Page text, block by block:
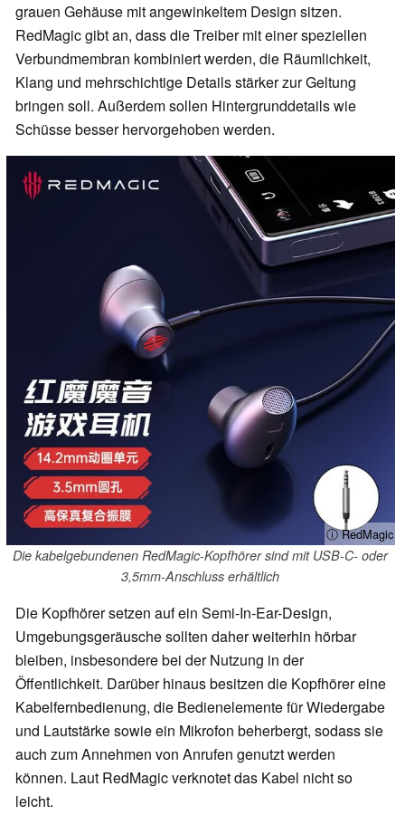
grauen Gehäuse mit angewinkeltem Design sitzen.
RedMagic gibt an, dass die Treiber mit einer speziellen
Verbundmembran kombiniert werden, die Räumlichkeit,
Klang und mehrschichtige Details stärker zur Geltung
bringen soll. Außerdem sollen Hintergrunddetails wie
Schüsse besser hervorgehoben werden.
ⓘ RedMagic
Die kabelgebundenen RedMagic-Kopfhörer sind mit USB-C- oder
3,5mm-Anschluss erhältlich
Die Kopfhörer setzen auf ein Semi-In-Ear-Design,
Umgebungsgeräusche sollten daher weiterhin hörbar
bleiben, insbesondere bei der Nutzung in der
Öffentlichkeit. Darüber hinaus besitzen die Kopfhörer eine
Kabelfernbedienung, die Bedienelemente für Wiedergabe
und Lautstärke sowie ein Mikrofon beherbergt, sodass sie
auch zum Annehmen von Anrufen genutzt werden
können. Laut RedMagic verknotet das Kabel nicht so
leicht.